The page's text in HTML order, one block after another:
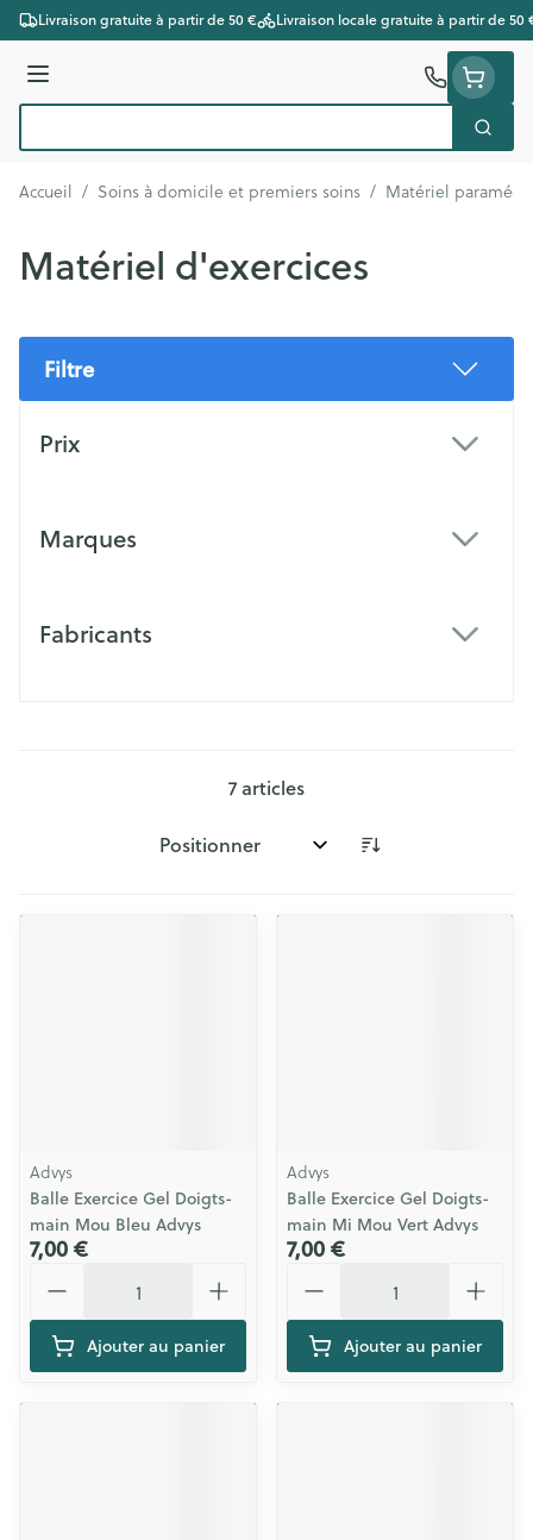
Aller au contenu
Livraison gratuite à partir de 50 € Livraison locale gratuite à partir de 50
Menu
Accueil / Soins à domicile et premiers soins / Matériel
Matériel d'exercices
Filtre
Prix
Marques
Fabricants
7 articles
Trier par:
Advys
Balle Exercice Gel Doigts-
main Mou Bleu Advys
7,00 €
Ajouter au panier
Advys
Balle Exercice Gel Doigts-
main Mi Mou Vert Advys
7,00 €
Ajouter au panier